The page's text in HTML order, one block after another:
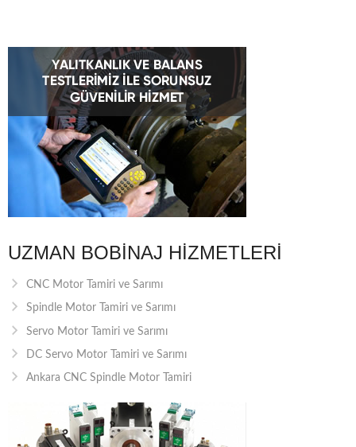
UZMAN BOBINAJ HIZMETLERI
CNC Motor Tamiri ve Sarımı
Spindle Motor Tamiri ve Sarımı
Servo Motor Tamiri ve Sarımı
DC Servo Motor Tamiri ve Sarımı
Ankara CNC Spindle Motor Tamiri